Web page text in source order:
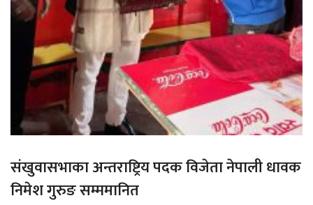
संखुवासभाका अन्तराष्ट्रिय पदक विजेता नेपाली धावक
निमेश गुरुङ सम्ममानित